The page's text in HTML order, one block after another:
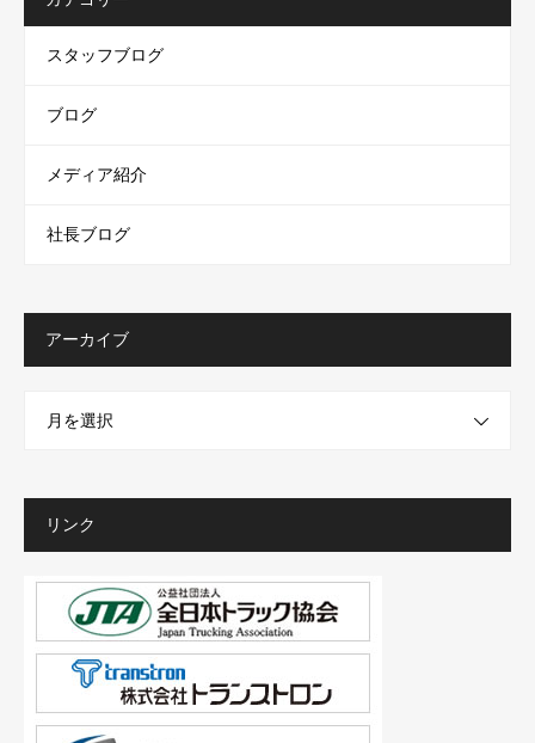
スタッフブログ
ブログ
メディア紹介
社長ブログ
アーカイブ
月を選択
リンク